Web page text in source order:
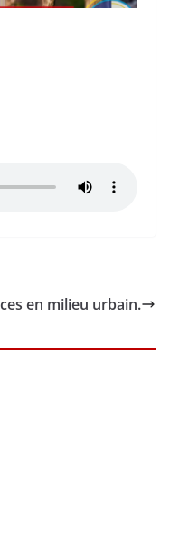
en milieu urbain.